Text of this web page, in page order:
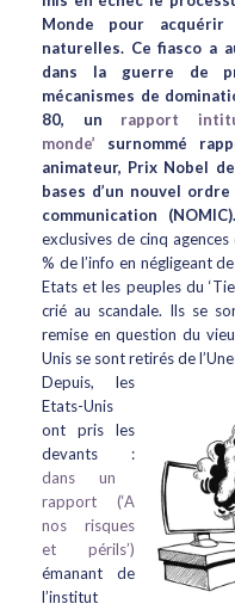
Monde pour
naturelles. Ce fiasco a
dans la guerre de
mécanismes de
80, un rapport
monde’ surnommé
animateur, Prix Nobel
bases d’un nouvel
communication (NOMIC).
exclusives de cinq
% de l’info en négligeant
Etats et les peuples du
crié au scandale. Ils se
remise en question du
Unis se sont retirés de
Depuis, les
Etats-Unis
ont pris les
devants :
dans un
rapport (‘A
nos risques
et périls’)
émanant de
l’institut